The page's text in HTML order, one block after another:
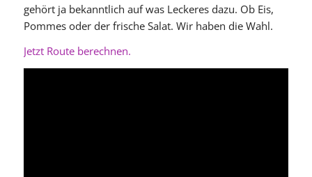
gehört ja bekanntlich auf was Leckeres dazu. Ob Eis,
Pommes oder der frische Salat. Wir haben die Wahl.
Jetzt Route berechnen.